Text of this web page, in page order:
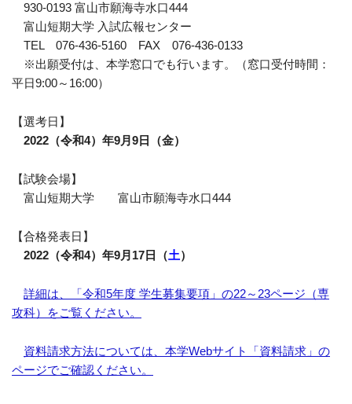
930-0193 富山市願海寺水口444
富山短期大学 入試広報センター
TEL 076-436-5160 FAX 076-436-0133
※出願受付は、本学窓口でも行います。（窓口受付時間：
平日9:00～16:00）
【選考日】
2022（令和4）年9月9日（金）
【試験会場】
富山短期大学 富山市願海寺水口444
【合格発表日】
2022（令和4）年9月17日（土）
詳細は、「令和5年度 学生募集要項」の22～23ページ（専
攻科）をご覧ください。
資料請求方法については、本学Webサイト「資料請求」の
ページでご確認ください。